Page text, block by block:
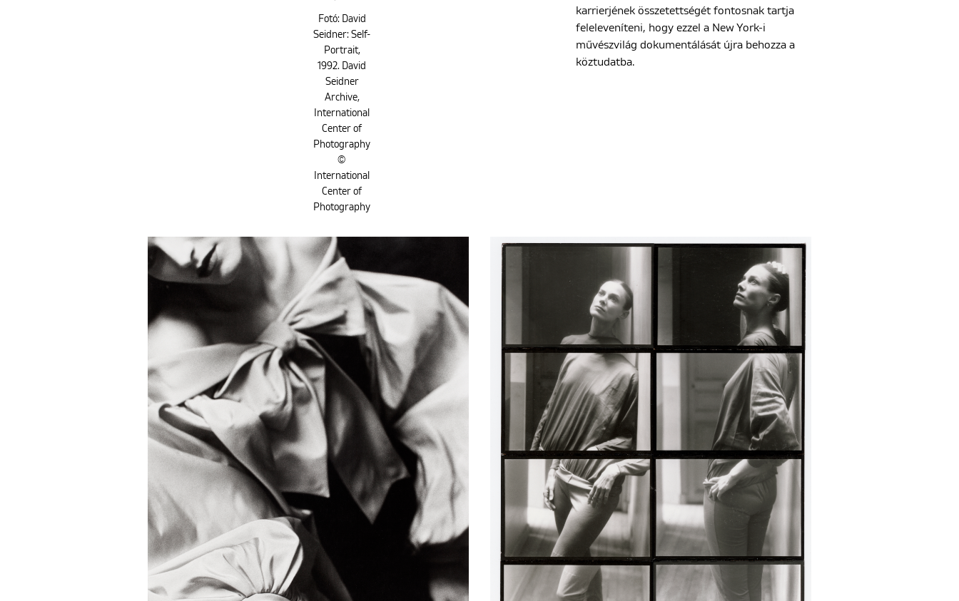
Fotó: David
Seidner: Self-
Portrait,
1992. David
Seidner
Archive,
International
Center of
Photography
©
International
Center of
Photography
karrierjének összetettségét fontosnak tartja
feleleveníteni, hogy ezzel a New York-i
művészvilág dokumentálását újra behozza a
köztudatba.